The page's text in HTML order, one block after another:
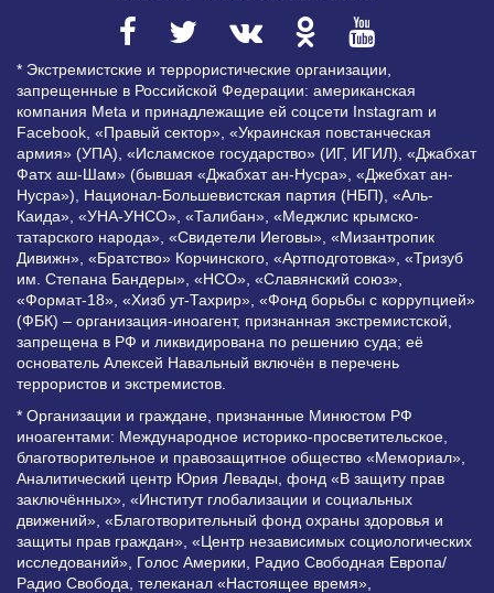
* Экстремистские и террористические организации,
запрещенные в Российской Федерации: американская
компания Meta и принадлежащие ей соцсети Instagram и
Facebook, «Правый сектор», «Украинская повстанческая
армия» (УПА), «Исламское государство» (ИГ, ИГИЛ), «Джабхат
Фатх аш-Шам» (бывшая «Джабхат ан-Нусра», «Джебхат ан-
Нусра»), Национал-Большевистская партия (НБП), «Аль-
Каида», «УНА-УНСО», «Талибан», «Меджлис крымско-
татарского народа», «Свидетели Иеговы», «Мизантропик
Дивижн», «Братство» Корчинского, «Артподготовка», «Тризуб
им. Степана Бандеры», «НСО», «Славянский союз»,
«Формат-18», «Хизб ут-Тахрир», «Фонд борьбы с коррупцией»
(ФБК) – организация-иноагент, признанная экстремистской,
запрещена в РФ и ликвидирована по решению суда; её
основатель Алексей Навальный включён в перечень
террористов и экстремистов.
* Организации и граждане, признанные Минюстом РФ
иноагентами: Международное историко-просветительское,
благотворительное и правозащитное общество «Мемориал»,
Аналитический центр Юрия Левады, фонд «В защиту прав
заключённых», «Институт глобализации и социальных
движений», «Благотворительный фонд охраны здоровья и
защиты прав граждан», «Центр независимых социологических
исследований», Голос Америки, Радио Свободная Европа/
Радио Свобода, телеканал «Настоящее время»,